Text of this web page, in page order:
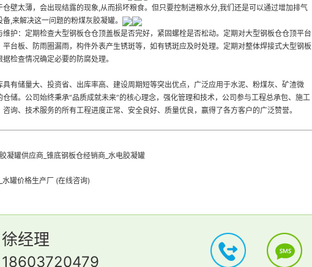
壁太薄，会出现结露的现象,从而损坏粮食。但只要控制进粮水分,我们还是可以通过增加排气
,来解决这一问题的粉煤灰胶凝罐。
护：定期检查大型钢板仓仓顶盖板是否完好，紧固螺栓是否松动。定期对大型钢板仓仓顶平台
台板、防雨圈漏雨，构件外表产生锈斑等，如有锈斑应及时处理。定期对整体焊接式大型钢板
检查情况确定必要的防腐处理。
有储量大、投资省、出库率高、建设周期短等突出优点，广泛应用于水泥、粉煤灰、矿渣微
储。公司始终秉承“品质成就未来”的核心理念，强化管理和技术，公司参与工程总承包、施工
询、技术服务的所有工程进度正常、安全良好、质量优良，赢得了各方客户的广泛赞誉。
凝罐供应商_锥底钢板仓经销商_水电胶凝罐
水罐价格生产厂 (在线咨询)
徐经理
18603720479